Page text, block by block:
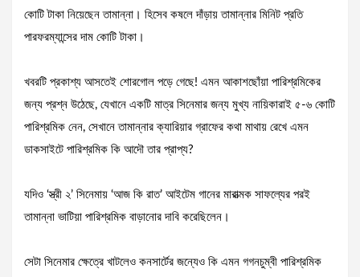
কোটি টাকা নিয়েছেন তামান্না। হিসেব কষলে দাঁড়ায় তামান্নার মিনিট প্রতি
পারফরম্যান্সের দাম কোটি টাকা।
খবরটি প্রকাশ্য আসতেই শোরগোল পড়ে গেছে! এমন আকাশছোঁয়া পারিশ্রমিকের
জন্য প্রশ্ন উঠেছে, যেখানে একটি মাত্র সিনেমার জন্য মুখ্য নায়িকারাই ৫-৬ কোটি
পারিশ্রমিক নেন, সেখানে তামান্নার ক্যারিয়ার গ্রাফের কথা মাথায় রেখে এমন
ডাকসাইটে পারিশ্রমিক কি আদৌ তার প্রাপ্য?
যদিও ‘স্ত্রী ২’ সিনেমায় ‘আজ কি রাত’ আইটেম গানের মারাত্মক সাফল্যের পরই
তামান্না ভাটিয়া পারিশ্রমিক বাড়ানোর দাবি করেছিলেন।
সেটা সিনেমার ক্ষেত্রে খাটলেও কনসার্টের জন্যেও কি এমন গগনচুম্বী পারিশ্রমিক